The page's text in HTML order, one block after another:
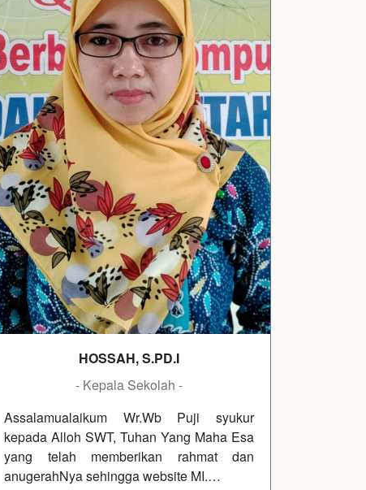
HOSSAH, S.PD.I
- Kepala Sekolah -
Assalamualaikum Wr.Wb Puji syukur
kepada Alloh SWT, Tuhan Yang Maha Esa
yang telah memberikan rahmat dan
anugerahNya sehingga website MI.…